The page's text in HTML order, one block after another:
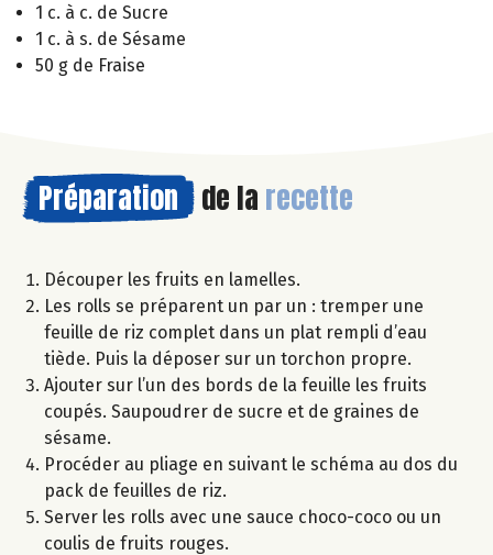
1 c. à c. de Sucre
1 c. à s. de Sésame
50 g de Fraise
Préparation de la recette
Découper les fruits en lamelles.
Les rolls se préparent un par un : tremper une
feuille de riz complet dans un plat rempli d’eau
tiède. Puis la déposer sur un torchon propre.
Ajouter sur l’un des bords de la feuille les fruits
coupés. Saupoudrer de sucre et de graines de
sésame.
Procéder au pliage en suivant le schéma au dos du
pack de feuilles de riz.
Server les rolls avec une sauce choco-coco ou un
coulis de fruits rouges.